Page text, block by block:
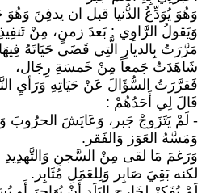
وَهُوَ يُوَدِّعُ الدُّنيا قبل ان يدفِنَ
وَيَقولُ الرَّاوِي : بَعدَ زمنٍ، مِنْ تَنفِيذِ
مَرَّرَتُ بِالديارِ الَّتِي قَضَى حَيَاتَهُ
شَاهَدَتُ جَمعاً مِنْ خَمسَةِ رِجَال،
فَقرَّرَتُ السُّؤَالَ عَنْ حَيَاتِهِ وَرَأيِ
قَالَ لِي أَحَدُهُمْ :
- لَمْ يَتَزَوجْ جَبر، وَعَايَشَ الحرُوبَ
وَمَسَّهُ العَوَز وَالفَقر.
وَرَغمَ مَا لقى مِنْ السَّجنِ
لكنه بَقِيَ صَابِر وَلِلعَمَلِ مُثَابِر.